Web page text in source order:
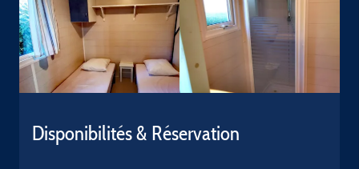
Disponibilités & Réservation